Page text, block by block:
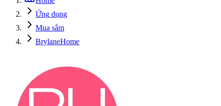
Ứng dụng
Mua sắm
BrylaneHome